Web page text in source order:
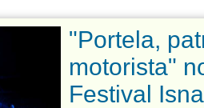
"Portela,
motorista"
Festival